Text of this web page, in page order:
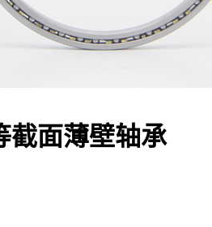
截面薄壁轴承